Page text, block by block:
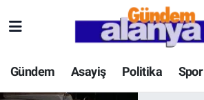
Gündem Asayiş Politika Spor